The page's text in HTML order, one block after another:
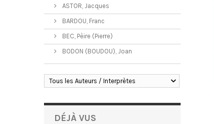
ASTOR, Jacques
BARDOU, Franc
BEC, Pèire (Pierre)
BODON (BOUDOU), Joan
Tous les Auteurs / Interprètes
DÉJÀ VUS